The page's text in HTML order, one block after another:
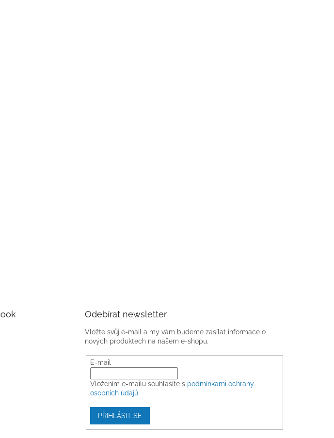
Odebírat newsletter
Vložte svůj e-mail a my vám budeme zasílat informace o
nových produktech na našem e-shopu.
E-mail
Vložením e-mailu souhlasíte s podmínkami ochrany
osobních údajů
PŘIHLÁSIT SE